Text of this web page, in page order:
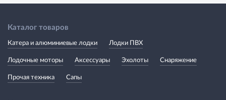
Каталог товаров
Катера и алюминиевые лодки Лодки ПВХ
Лодочные моторы Аксессуары Эхолоты Снаряжение
Прочая техника Сапы